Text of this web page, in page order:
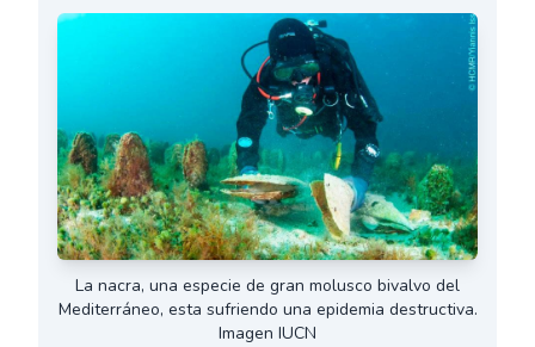
La nacra, una especie de gran molusco bivalvo del
Mediterráneo, esta sufriendo una epidemia destructiva.
Imagen IUCN